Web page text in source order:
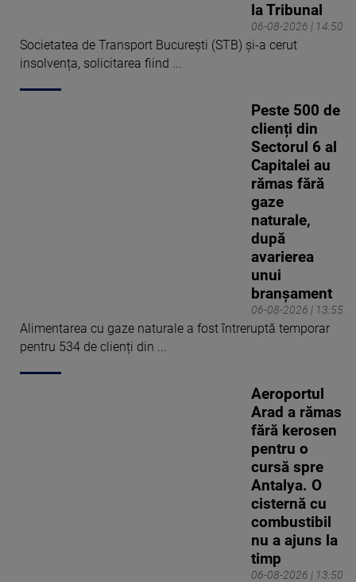
06-08-2026 | 14:50
la Tribunal
Societatea de Transport București (STB) și-a cerut
insolvența, solicitarea fiind ...
06-08-2026 | 13:55
Peste 500 de
clienți din
Sectorul 6 al
Capitalei au
rămas fără
gaze
naturale,
după
avarierea
unui
branșament
Alimentarea cu gaze naturale a fost întreruptă temporar
pentru 534 de clienți din ...
06-08-2026 | 13:50
Aeroportul
Arad a rămas
fără kerosen
pentru o
cursă spre
Antalya. O
cisternă cu
combustibil
nu a ajuns la
timp